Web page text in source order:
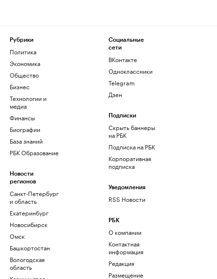
Рубрики
Политика
Экономика
Общество
Бизнес
Технологии и
медиа
Финансы
Биографии
База знаний
РБК Образование
Новости
регионов
Санкт-Петербург
и область
Екатеринбург
Новосибирск
Омск
Башкортостан
Вологодская
область
Социальные
сети
ВКонтакте
Одноклассники
Telegram
Дзен
Подписки
Скрыть баннеры
на РБК
Подписка на РБК
Корпоративная
подписка
Уведомления
RSS Новости
РБК
О компании
Контактная
информация
Редакция
Размещение